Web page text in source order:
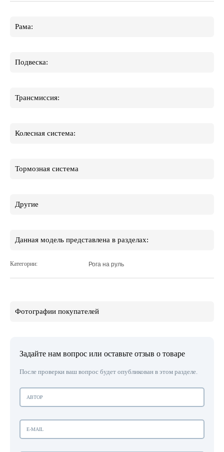
Рама:
Подвеска:
Трансмиссия:
Колесная система:
Тормозная система
Другие
Данная модель представлена в разделах:
Категории: Рога на руль
Фотографии покупателей
Задайте нам вопрос или оставьте отзыв о товаре
После проверки ваш вопрос будет опубликован в этом разделе.